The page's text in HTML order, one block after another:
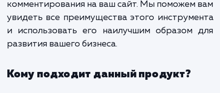
функции на ваш сайт. Это
развитие вашего бизнеса,
вовлеченности аудитории и
системах.